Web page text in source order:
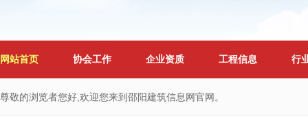
网站首页 协会工作 企业资质 工程信息 行
尊敬的浏览者您好,欢迎您来到邵阳建筑信息网官网。